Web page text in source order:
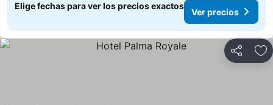
Elige fechas para ver los precios exactos
Ver precios
Compartir